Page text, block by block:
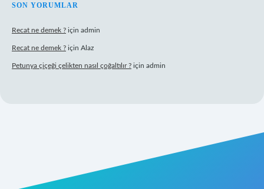
SON YORUMLAR
Recat ne demek ? için admin
Recat ne demek ? için Alaz
Petunya çiçeği çelikten nasıl çoğaltılır ? için admin